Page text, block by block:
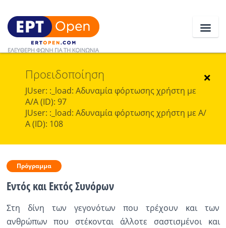
Ειδήσεις
Ελλάδα
Κοινωνία
Οικονομία
Αθλητικά
Κόσμος
×
Προειδοποίηση
JUser: :_load: Αδυναμία φόρτωσης χρήστη με
Α/Α (ID): 97
JUser: :_load: Αδυναμία φόρτωσης χρήστη με Α/
Α (ID): 108
Πρόγραμμα
Εντός και Εκτός Συνόρων
Στη δίνη των γεγονότων που τρέχουν και των
ανθρώπων που στέκονται άλλοτε σαστισμένοι και